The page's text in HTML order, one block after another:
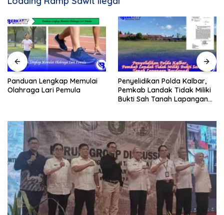
Panduan Lengkap Memulai
Olahraga Lari Pemula
Penyelidikan Polda Kalbar,
Pemkab Landak Tidak Miliki
Bukti Sah Tanah Lapangan